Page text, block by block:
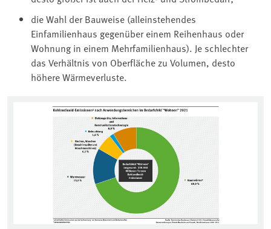
die Wahl der Bauweise (alleinstehendes
Einfamilienhaus gegenüber einem Reihenhaus oder
Wohnung in einem Mehrfamilienhaus). Je schlechter
das Verhältnis von Oberfläche zu Volumen, desto
höhere Wärmeverluste.